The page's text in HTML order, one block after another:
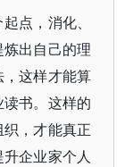
点，消化、
出自己的理
这样才能算
书。这样的
，才能真正
企业家个人